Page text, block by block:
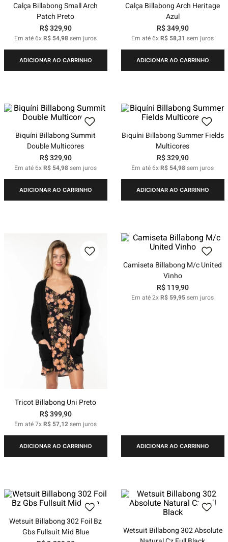
Calça Billabong Small Arch
Patch Preto
R$329,90
Em até6xR$ 54,98sem juros
ADICIONAR AO CARRINHO
Calça Billabong Arch Heritage
Azul
R$349,90
Em até6xR$ 58,31 sem juros
ADICIONAR AO CARRINHO
Biquíni Billabong Summit
Double Multicores
R$329,90
Em até6xR$ 54,98sem juros
ADICIONAR AO CARRINHO
Biquíni Billabong Summer Fields
Multicores
R$329,90
Em até6xR$ 54,98sem juros
ADICIONAR AO CARRINHO
Tricot Billabong Uni Preto
R$399,90
Em até7xR$ 57,12sem juros
ADICIONAR AO CARRINHO
Camiseta Billabong M/c United
Vinho
R$ 119,90
Em até2xR$ 59,95sem juros
ADICIONAR AO CARRINHO
Wetsuit Billabong 302 Foil Bz
Gbs Fullsuit Mid Blue
Wetsuit Billabong 302 Absolute